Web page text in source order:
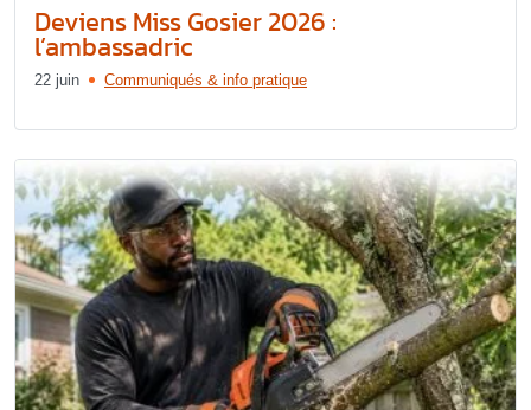
Deviens Miss Gosier 2026 :
l’ambassadric
22 juin Communiqués & info pratique